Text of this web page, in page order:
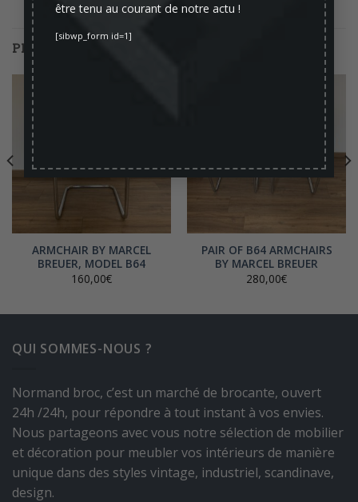
être tenu au courant de notre actu !
[sibwp_form id=1]
PRODUITS SIMILAIRES
ARMCHAIR BY MARCEL
BREUER, MODEL B64
160,00€
PAIR OF B64 ARMCHAIRS
BY MARCEL BREUER
280,00€
QUI SOMMES-NOUS ?
Normand broc, c’est un marché de brocante, ouvert
24h /24h, pour répondre à tout instant à vos envies.
Nous partageons avec vous notre sélection de mobilier
et décoration pour meubler vos intérieurs de manière
unique dans des styles vintage, industriel, scandinave,
design.